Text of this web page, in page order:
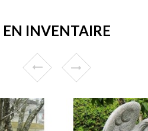
EN INVENTAIRE